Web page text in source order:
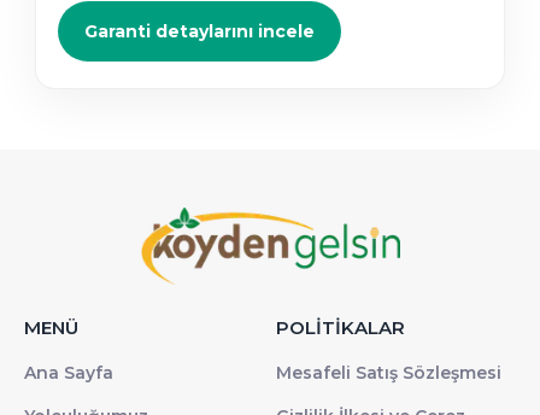
Garanti detaylarını incele
MENÜ
Ana Sayfa
POLİTİKALAR
Mesafeli Satış Sözleşmesi